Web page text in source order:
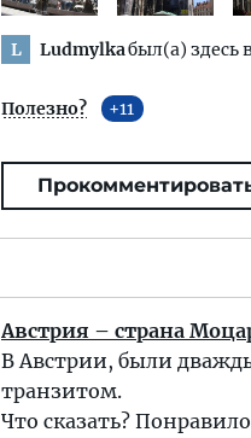
L Ludmylkaбыл(а) здесь
Полезно? 11
Австрия – страна
В Австрии, были
транзитом.
Что сказать?